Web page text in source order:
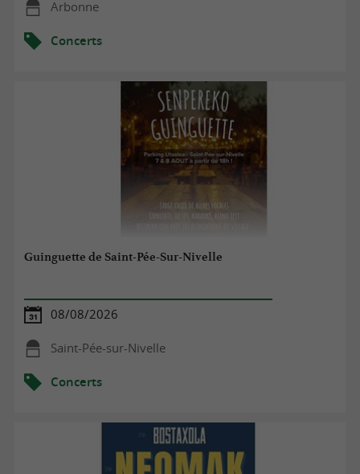
Arbonne
Concerts
Guinguette de Saint-Pée-Sur-Nivelle
08/08/2026
Saint-Pée-sur-Nivelle
Concerts